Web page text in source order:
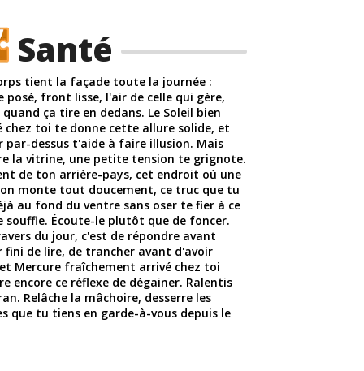
Santé
tient la façade toute la journée :
posé, front lisse, l'air de celle qui gère,
ça tire en dedans. Le Soleil bien
chez toi te donne cette allure solide, et
par-dessus t'aide à faire illusion. Mais
la vitrine, une petite tension te grignote.
de ton arrière-pays, cet endroit où une
monte tout doucement, ce truc que tu
au fond du ventre sans oser te fier à ce
souffle. Écoute-le plutôt que de foncer.
du jour, c'est de répondre avant
fini de lire, de trancher avant d'avoir
Mercure fraîchement arrivé chez toi
encore ce réflexe de dégainer. Ralentis
Relâche la mâchoire, desserre les
que tu tiens en garde-à-vous depuis le